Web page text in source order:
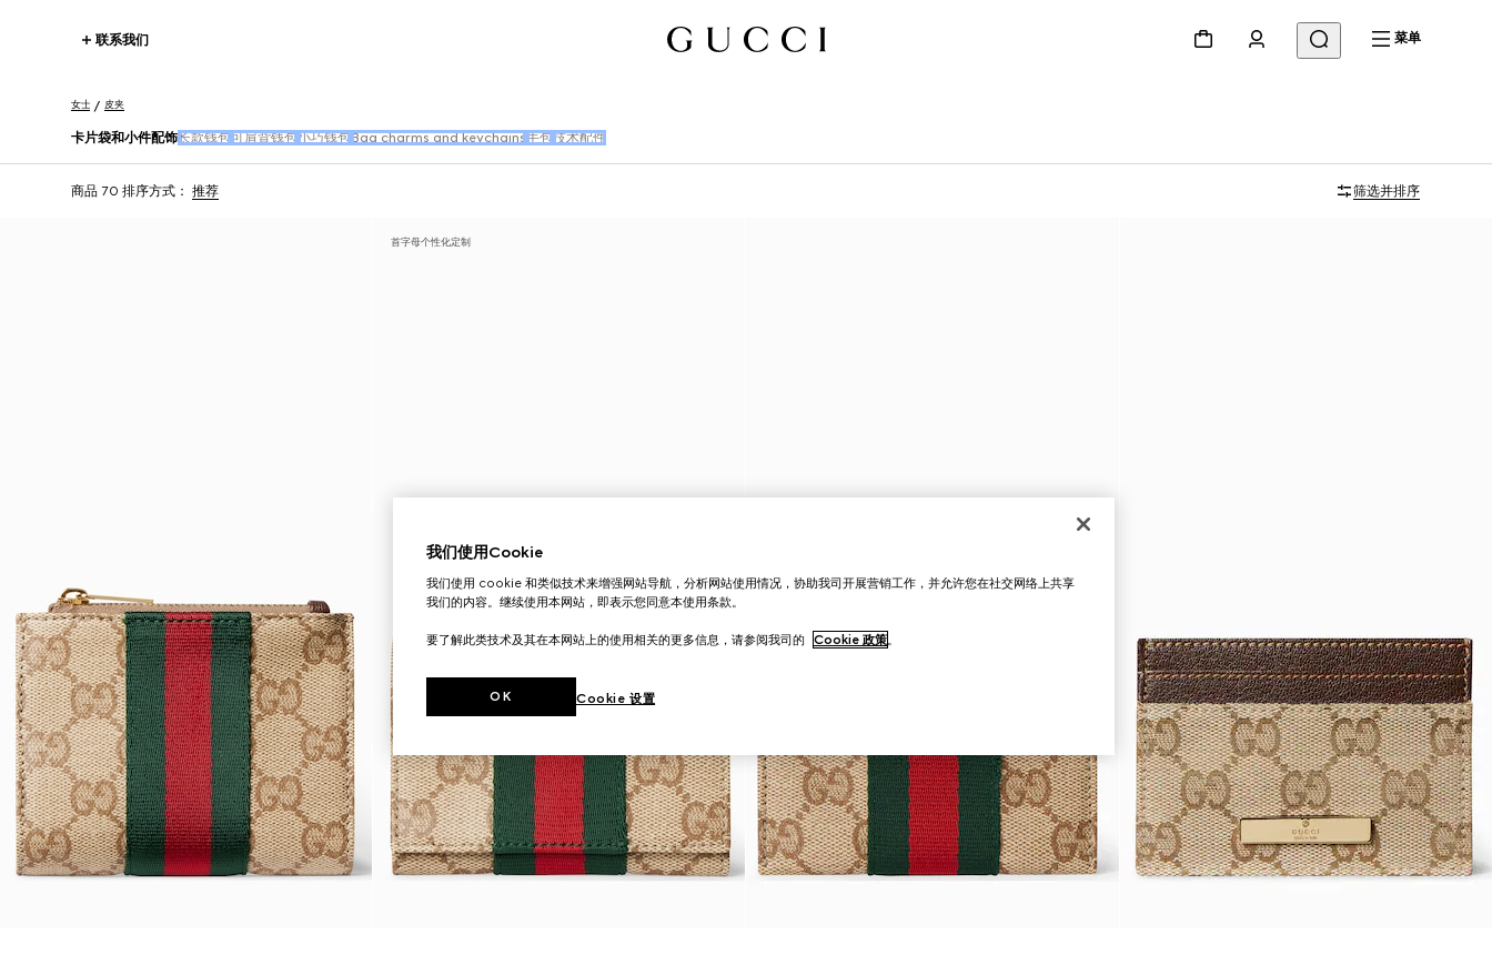
联系我们 菜单
女士 皮夹
卡片袋和小件配饰 长款钱包 可肩背钱包 小巧钱包 Bag charms and keychains 手包 技术配件
商品 70 排序方式： 推荐 筛选并排序
首字母个性化定制
我们使用Cookie
我们使用 cookie 和类似技术来增强网站导航，分析网站使用情况，协助我司开展营销工作，并允许您在社交网络上共享
我们的内容。继续使用本网站，即表示您同意本使用条款。
要了解此类技术及其在本网站上的使用相关的更多信息，请参阅我司的 Cookie 政策。
Cookie 设置
OK